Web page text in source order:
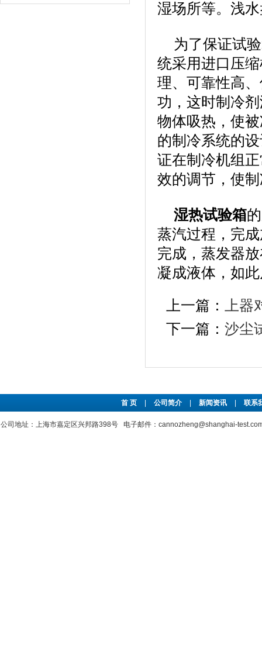
湿场所等。浅
为了保证试验
统采用进口压
理、可靠性高
功，这时制冷
物体吸热，使
的制冷系统的
证在制冷机组
效的调节，使
湿热试验箱
蒸汽过程，完
完成，蒸发器
凝成液体，如
上一篇：
上
下一篇： 沙尘
首 页 公司简介 新闻资讯 联系
公司地址：上海市嘉定区兴邦路398号 电子邮件：cannozheng@shanghai-